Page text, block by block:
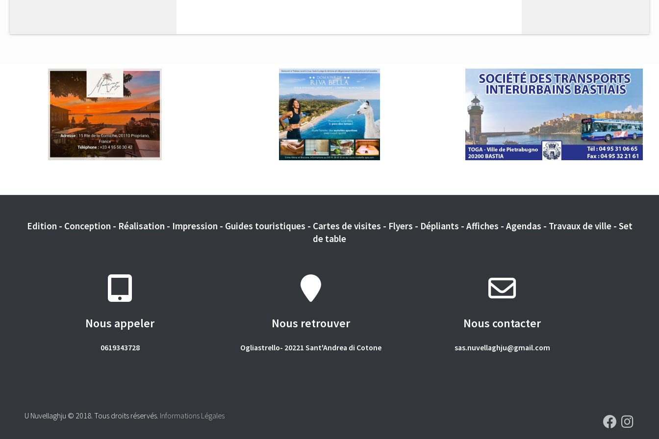
Edition - Conception - Réalisation - Impression - Guides touristiques - Cartes de visites - Flyers - Dépliants - Affiches - Agendas - Travaux de ville - Set
de table
Nous appeler
0619343728
Nous retrouver
Ogliastrello- 20221 Sant'Andrea di Cotone
Nous contacter
sas.nuvellaghju@gmail.com
U Nuvellaghju © 2018. Tous droits réservés. Informations Légales